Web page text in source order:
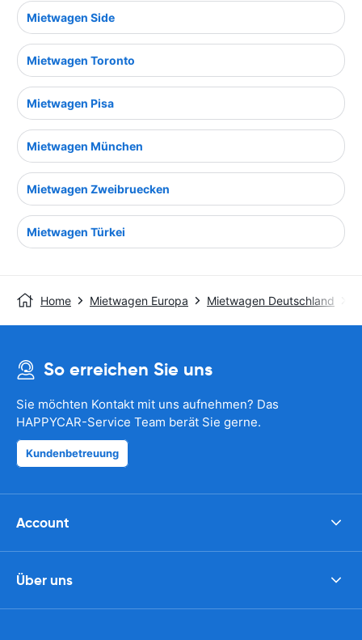
Mietwagen Side
Mietwagen Toronto
Mietwagen Pisa
Mietwagen München
Mietwagen Zweibruecken
Mietwagen Türkei
Home Mietwagen Europa Mietwagen Deutschland
So erreichen Sie uns
Sie möchten Kontakt mit uns aufnehmen? Das
HAPPYCAR-Service Team berät Sie gerne.
Kundenbetreuung
Account
Über uns